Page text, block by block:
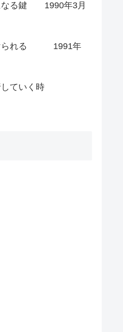
なる鍵 1990年3月
けられる 1991年
行していく時